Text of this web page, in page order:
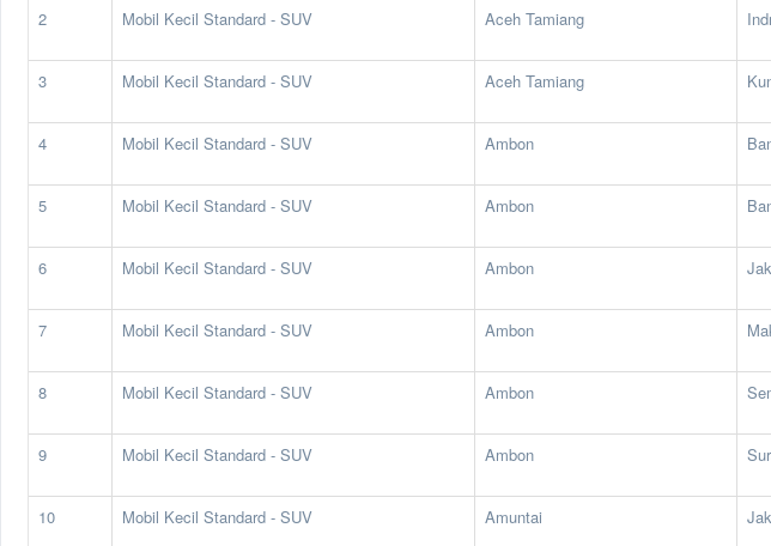
2 Mobil Kecil Standard - SUV Aceh Tamiang
3 Mobil Kecil Standard - SUV Aceh Tamiang
4 Mobil Kecil Standard - SUV Ambon
5 Mobil Kecil Standard - SUV Ambon
6 Mobil Kecil Standard - SUV Ambon
7 Mobil Kecil Standard - SUV Ambon
8 Mobil Kecil Standard - SUV Ambon
9 Mobil Kecil Standard - SUV Ambon
10 Mobil Kecil Standard - SUV Amuntai